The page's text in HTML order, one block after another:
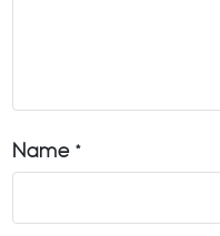
Name*